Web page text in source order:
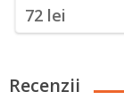
72 lei
Recenzii